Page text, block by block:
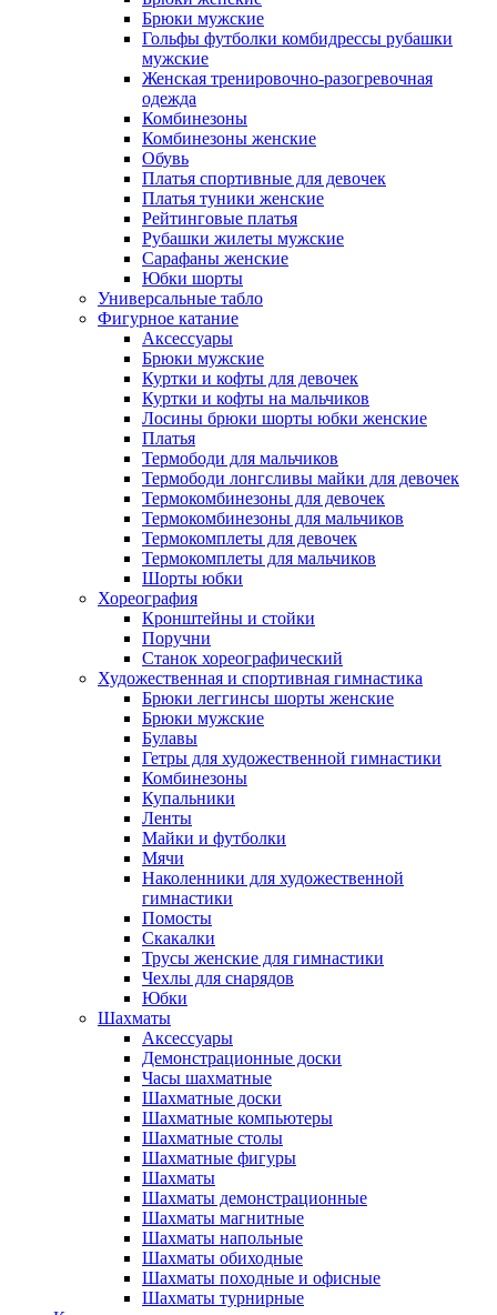
Брюки мужские
Гольфы футболки комбидрессы рубашки
мужские
Женская тренировочно-разогревочная
одежда
Комбинезоны
Комбинезоны женские
Обувь
Платья спортивные для девочек
Платья туники женские
Рейтинговые платья
Рубашки жилеты мужские
Сарафаны женские
Юбки шорты
Универсальные табло
Фигурное катание
Аксессуары
Брюки мужские
Куртки и кофты для девочек
Куртки и кофты на мальчиков
Лосины брюки шорты юбки женские
Платья
Термободи для мальчиков
Термободи лонгсливы майки для девочек
Термокомбинезоны для девочек
Термокомбинезоны для мальчиков
Термокомплеты для девочек
Термокомплеты для мальчиков
Шорты юбки
Хореография
Кронштейны и стойки
Поручни
Станок хореографический
Художественная и спортивная гимнастика
Брюки леггинсы шорты женские
Брюки мужские
Булавы
Гетры для художественной гимнастики
Комбинезоны
Купальники
Ленты
Майки и футболки
Мячи
Наколенники для художественной
гимнастики
Помосты
Скакалки
Трусы женские для гимнастики
Чехлы для снарядов
Юбки
Шахматы
Аксессуары
Демонстрационные доски
Часы шахматные
Шахматные доски
Шахматные компьютеры
Шахматные столы
Шахматные фигуры
Шахматы
Шахматы демонстрационные
Шахматы магнитные
Шахматы напольные
Шахматы обиходные
Шахматы походные и офисные
Шахматы турнирные